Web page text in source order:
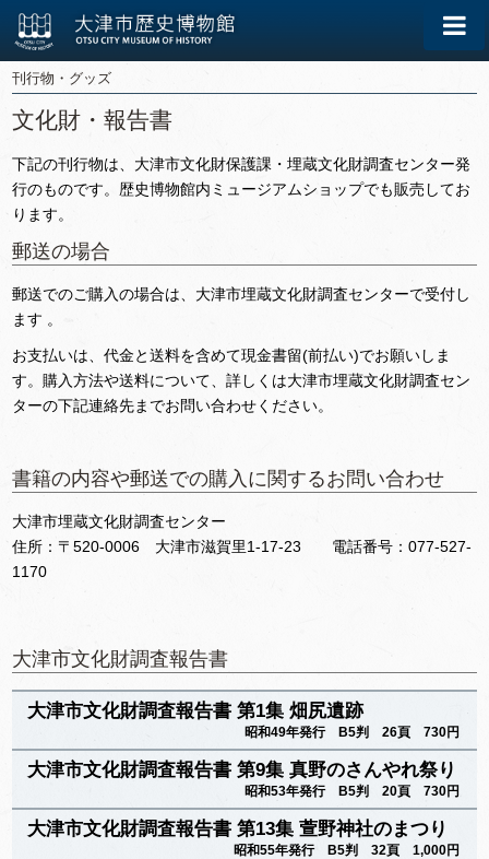
刊行物・グッズ
文化財・報告書
下記の刊行物は、大津市文化財保護課・埋蔵文化財調査センター発
行のものです。歴史博物館内ミュージアムショップでも販売してお
ります。
郵送の場合
郵送でのご購入の場合は、大津市埋蔵文化財調査センターで受付し
ます 。
お支払いは、代金と送料を含めて現金書留(前払い)でお願いしま
す。購入方法や送料について、詳しくは大津市埋蔵文化財調査セン
ターの下記連絡先までお問い合わせください。
書籍の内容や郵送での購入に関するお問い合わせ
大津市埋蔵文化財調査センター
住所：〒520-0006 大津市滋賀里1-17-23 電話番号：077-527-
1170
大津市文化財調査報告書
大津市文化財調査報告書 第1集 畑尻遺跡
昭和49年発行 B5判 26頁 730円
大津市文化財調査報告書 第9集 真野のさんやれ祭り
昭和53年発行 B5判 20頁 730円
大津市文化財調査報告書 第13集 萱野神社のまつり
昭和55年発行 B5判 32頁 1,000円